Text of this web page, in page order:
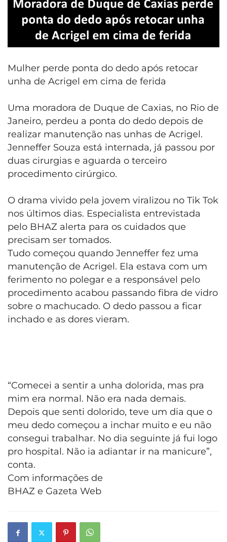
Mulher perde ponta do dedo após retocar
unha de Acrigel em cima de ferida
Uma moradora de Duque de Caxias, no Rio de
Janeiro, perdeu a ponta do dedo depois de
realizar manutenção nas unhas de Acrigel.
Jenneffer Souza está internada, já passou por
duas cirurgias e aguarda o terceiro
procedimento cirúrgico.
O drama vivido pela jovem viralizou no Tik Tok
nos últimos dias. Especialista entrevistada
pelo BHAZ alerta para os cuidados que
precisam ser tomados.
Tudo começou quando Jenneffer fez uma
manutenção de Acrigel. Ela estava com um
ferimento no polegar e a responsável pelo
procedimento acabou passando fibra de vidro
sobre o machucado. O dedo passou a ficar
inchado e as dores vieram.
“Comecei a sentir a unha dolorida, mas pra
mim era normal. Não era nada demais.
Depois que senti dolorido, teve um dia que o
meu dedo começou a inchar muito e eu não
consegui trabalhar. No dia seguinte já fui logo
pro hospital. Não ia adiantar ir na manicure”,
conta.
Com informações de
BHAZ e Gazeta Web